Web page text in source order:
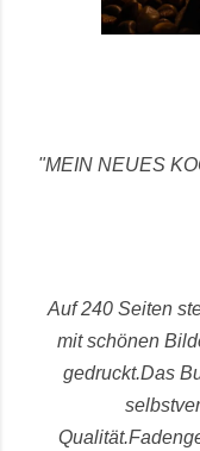
"MEIN NEUES
Auf 240 Seiten
mit schönen
gedruckt.Das
Qualität.